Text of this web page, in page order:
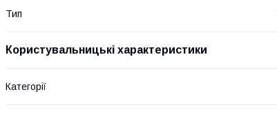
Тип
Користувальницькі характеристики
Категорії